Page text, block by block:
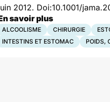
2012. Doi:10.1001/
savoir plus
ALCOOLISME CHIRURGIE
INTESTINS ET ESTOMAC
POIDS,